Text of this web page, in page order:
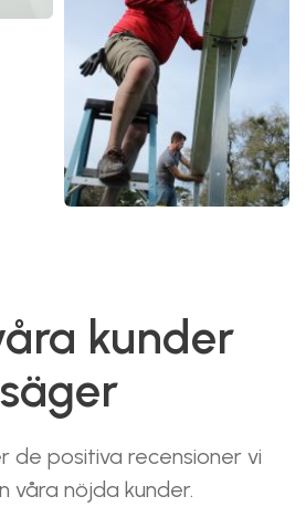
kunder
säger
de positiva recensioner vi
våra nöjda kunder.